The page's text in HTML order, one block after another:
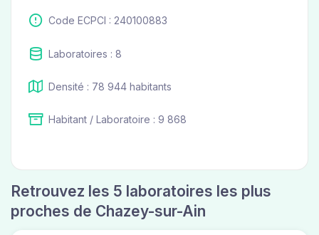
Code ECPCI : 240100883
Laboratoires : 8
Densité : 78 944 habitants
Habitant / Laboratoire : 9 868
Retrouvez les 5 laboratoires les plus
proches de Chazey-sur-Ain